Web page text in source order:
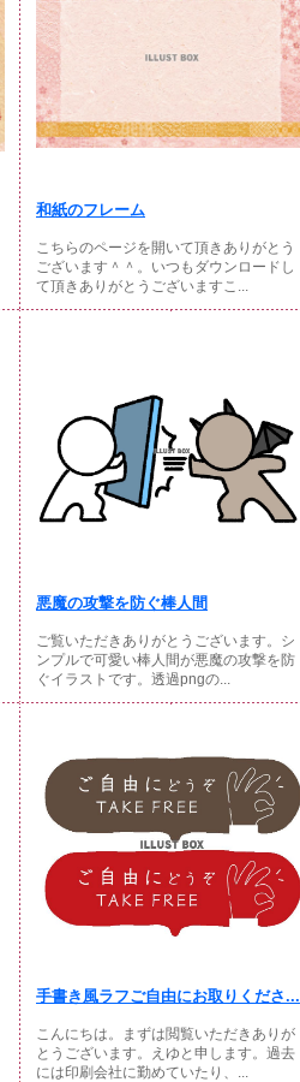
和紙のフレーム
こちらのページを開いて頂きありがとう
ございます＾＾。いつもダウンロードし
て頂きありがとうございますこ...
悪魔の攻撃を防ぐ棒人間
ご覧いただきありがとうございます。シ
ンプルで可愛い棒人間が悪魔の攻撃を防
ぐイラストです。透過pngの...
手書き風ラフご自由にお取りくださ...
こんにちは。まずは閲覧いただきありが
とうございます。えゆと申します。過去
には印刷会社に勤めていたり、...